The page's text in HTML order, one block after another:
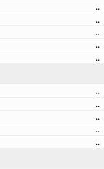
..
..
..
..
..
..
..
..
..
..